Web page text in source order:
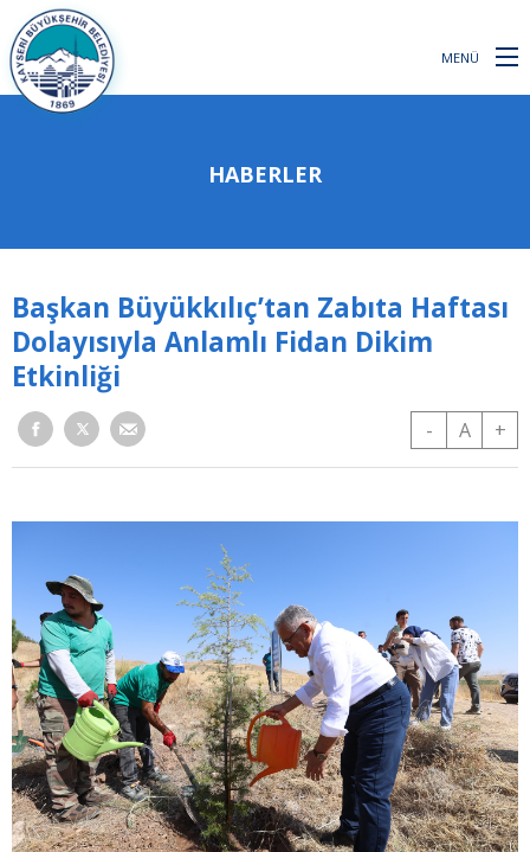
MENÜ
HABERLER
Başkan Büyükkılıç’tan Zabıta Haftası
Dolayısıyla Anlamlı Fidan Dikim
Etkinliği
- A +